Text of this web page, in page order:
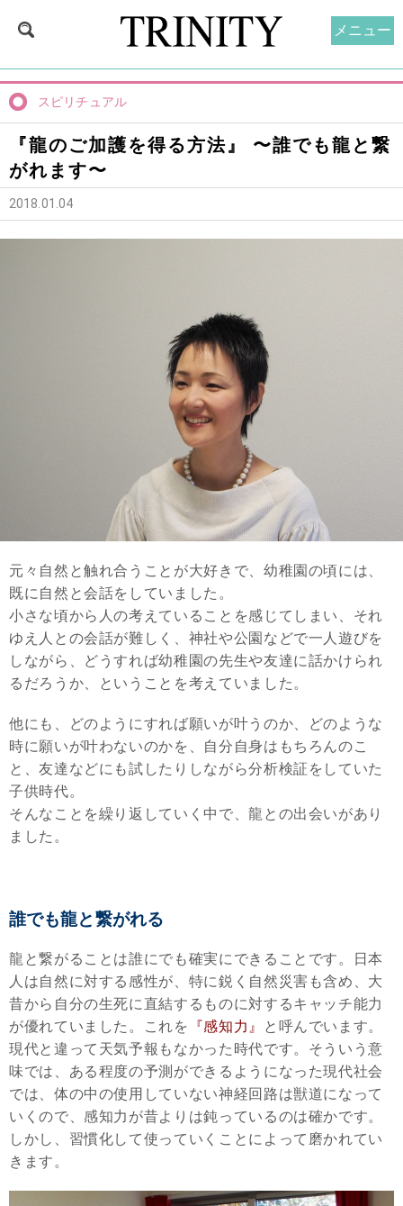
スピリチュアル
『龍のご加護を得る方法』 〜誰でも龍と繋
がれます〜
2018.01.04
元々自然と触れ合うことが大好きで、幼稚園の頃には、
既に自然と会話をしていました。
小さな頃から人の考えていることを感じてしまい、それ
ゆえ人との会話が難しく、神社や公園などで一人遊びを
しながら、どうすれば幼稚園の先生や友達に話かけられ
るだろうか、ということを考えていました。
他にも、どのようにすれば願いが叶うのか、どのような
時に願いが叶わないのかを、自分自身はもちろんのこ
と、友達などにも試したりしながら分析検証をしていた
子供時代。
そんなことを繰り返していく中で、龍との出会いがあり
ました。
誰でも龍と繋がれる
龍と繋がることは誰にでも確実にできることです。日本
人は自然に対する感性が、特に鋭く自然災害も含め、大
昔から自分の生死に直結するものに対するキャッチ能力
が優れていました。これを
『感知力』
と呼んでいます。
現代と違って天気予報もなかった時代です。そういう意
味では、ある程度の予測ができるようになった現代社会
では、体の中の使用していない神経回路は獣道になって
いくので、感知力が昔よりは鈍っているのは確かです。
しかし、習慣化して使っていくことによって磨かれてい
きます。
メニュー